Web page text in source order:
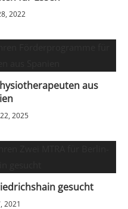
2022
aus
2025
gesucht
2021